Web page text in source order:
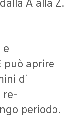
A alla Z.
e
può aprire
di
re-
periodo.